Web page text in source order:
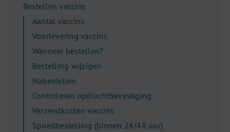
Bestellen vaccins
Aantal vaccins
Voorlevering vaccins
Wanneer bestellen?
Bestelling wijzigen
Nabestellen
Controleren opdrachtbevestiging
Verzendkosten vaccins
Spoedbestelling (binnen 24/48 uur)